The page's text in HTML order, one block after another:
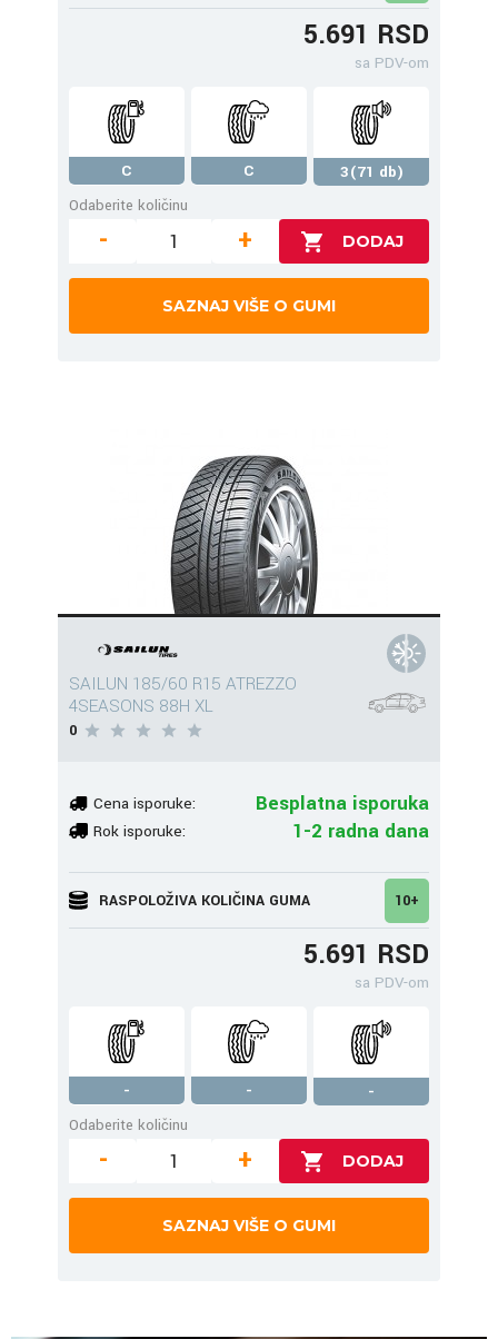
5.691 RSD
sa PDV-om
C C
3(71 db)
Odaberite količinu
- +
SAZNAJ VIŠE O GUMI
SAILUN 185/60 R15 ATREZZO
4SEASONS 88H XL
0
Cena isporuke: Besplatna isporuka
Rok isporuke: 1-2 radna dana
RASPOLOŽIVA KOLIČINA GUMA 10+
5.691 RSD
sa PDV-om
- -
-
Odaberite količinu
- +
SAZNAJ VIŠE O GUMI